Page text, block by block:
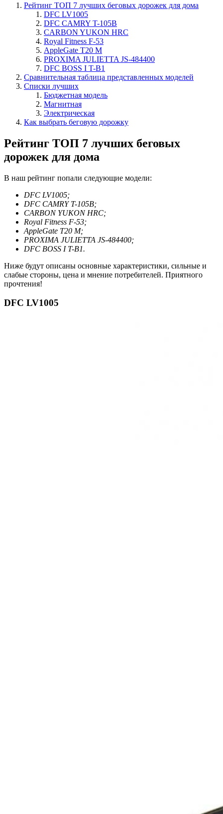
Рейтинг ТОП 7 лучших беговых дорожек для дома
DFC LV1005
DFC CAMRY T-105B
CARBON YUKON HRC
Royal Fitness F-53
AppleGate T20 М
PROXIMA JULIETTA JS-484400
DFC BOSS I T-B1
Сравнительная таблица представленных моделей
Списки лучших
Бюджетная модель
Магнитная
Электрическая
Как выбрать беговую дорожку
Рейтинг ТОП 7 лучших беговых
дорожек для дома
В наш рейтинг попали следующие модели:
DFC LV1005;
DFC CAMRY T-105B;
CARBON YUKON HRC;
Royal Fitness F-53;
AppleGate T20 М;
PROXIMA JULIETTA JS-484400;
DFC BOSS I T-B1.
Ниже будут описаны основные характеристики, сильные и
слабые стороны, цена и мнение потребителей. Приятного
прочтения!
DFC LV1005